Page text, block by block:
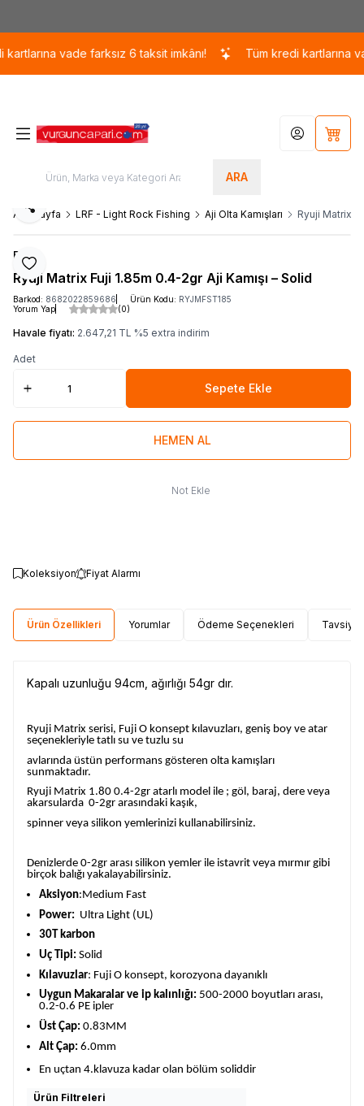
vade farksız 6 taksit imkânı! Tüm kredi kartlarına
ARA
Hesabım
Ana Sayfa LRF - Light Rock Fishing Aji Olta Kamışları Ryuji Matrix
Favoriye Ekle
Paylaş
Ryuji
Ryuji Matrix Fuji 1.85m 0.4-2gr Aji Kamışı – Solid
Barkod: 8682022859686 Ürün Kodu: RYJMFST185
Yorum Yap
(0)
Havale fiyatı: 2.647,21 TL %5 extra indirim
Adet
Sepete Ekle
HEMEN AL
Not Ekle
Koleksiyon Fiyat Alarmı
Ürün Özellikleri Yorumlar Ödeme Seçenekleri Tavsiye
Kapalı uzunluğu 94cm, ağırlığı 54gr dır.
Ryuji Matrix serisi, Fuji O konsept kılavuzları, geniş boy ve atar
seçenekleriyle tatlı su ve tuzlu su
avlarında üstün performans gösteren olta kamışları
sunmaktadır.
Ryuji Matrix 1.80 0.4-2gr atarlı model ile ; göl, baraj, dere veya
akarsularda 0-2gr arasındaki kaşık,
spinner veya silikon yemlerinizi kullanabilirsiniz.
Denizlerde 0-2gr arası silikon yemler ile istavrit veya mırmır gibi
birçok balığı yakalayabilirsiniz.
Aksiyon:Medium Fast
Power: Ultra Light (UL)
30T karbon
Uç Tipi: Solid
Kılavuzlar: Fuji O konsept, korozyona dayanıklı
Uygun Makaralar ve ip kalınlığı: 500-2000 boyutları arası,
0.2-0.6 PE ipler
Üst Çap: 0.83MM
Alt Çap: 6.0mm
En uçtan 4.klavuza kadar olan bölüm soliddir
Ürün Filtreleri